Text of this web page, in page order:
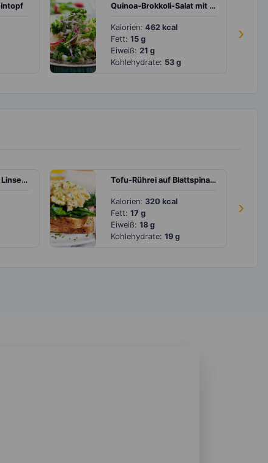
›
Quinoa-Brokkoli-Salat mit Mozzarella und Grapefruit-Dressing
Kalorien: 462 kcal
Fett: 15 g
Eiweiß: 21 g
Kohlehydrate: 53 g
›
Auflauf mit braunen Linsen, Kartoffeln, Aubergine und Mozzarella Tofu-Rührei auf Blattspinat und Vollkorntoast
Kalorien: 320 kcal
Fett: 17 g
Eiweiß: 18 g
Kohlehydrate: 19 g